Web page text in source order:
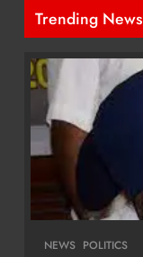
Trending News
NEWS POLITICS